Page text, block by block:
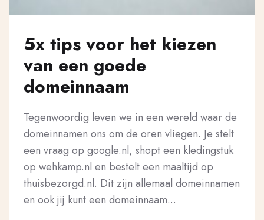
5x tips voor het kiezen
van een goede
domeinnaam
Tegenwoordig leven we in een wereld waar de
domeinnamen ons om de oren vliegen. Je stelt
een vraag op google.nl, shopt een kledingstuk
op wehkamp.nl en bestelt een maaltijd op
thuisbezorgd.nl. Dit zijn allemaal domeinnamen
en ook jij kunt een domeinnaam...